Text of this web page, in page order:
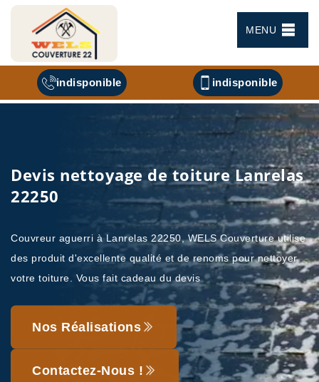
MENU
indisponible indisponible
Devis nettoyage de toiture Lanrelas
22250
Couvreur aguerri à Lanrelas 22250, WELS Couverture utilise
des produit d'excellente qualité et de renoms pour nettoyer
votre toiture. Vous fait cadeau du devis
Nos Réalisations
Contactez-Nous !